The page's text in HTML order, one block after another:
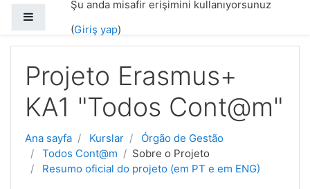
Şu anda misafir erişimini kullanıyorsunuz
(Giriş yap)
Projeto Erasmus+
KA1 "Todos Cont@m"
Ana sayfa Kurslar
Órgão de Gestão
Todos Cont@m
Sobre o Projeto
Resumo oficial do projeto (em PT e em ENG)